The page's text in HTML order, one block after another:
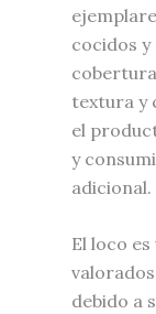
cocidos y
textura y
el
y
adicional.
El loco
debido a